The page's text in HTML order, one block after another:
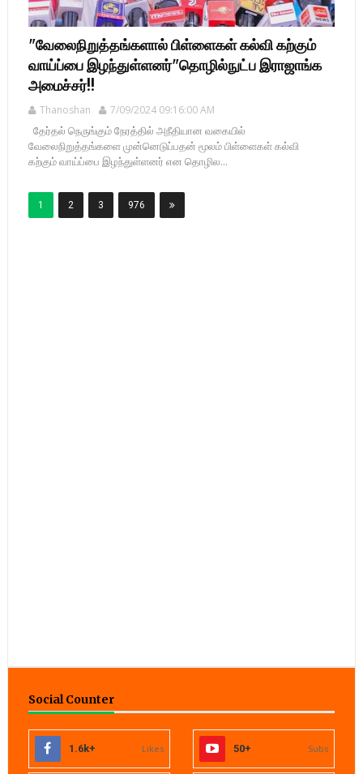
"வேலைநிறுத்தங்களால் பிள்ளைகள் கல்வி கற்கும்
வாய்ப்பை இழந்துள்ளனர்"தொழில்நுட்ப இராஜாங்க
அமைச்சர்!!
Thanoshan 7/09/2024 09:16:00 AM
தேர்தல் நெருங்கும் நேரத்தில் அநீதியான வகையில்
வேலைநிறுத்தங்களை முன்னெடுப்பதன் மூலம் பிள்ளைகள் கல்வி
கற்கும் வாய்ப்பை இழந்துள்ளனர் என தொழில...
1 2 3 976
Social Counter
1.6k+ Likes 50+ Subs